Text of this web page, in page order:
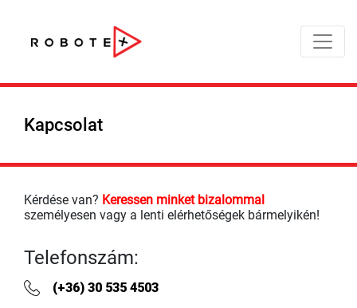
Kapcsolat
Kérdése van? Keressen minket bizalommal
személyesen vagy a lenti elérhetőségek bármelyikén!
Telefonszám:
(+36) 30 535 4503